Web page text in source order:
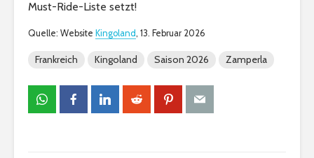
Must-Ride-Liste setzt!
Quelle: Website Kingoland , 13. Februar 2026
Frankreich Kingoland Saison 2026 Zamperla